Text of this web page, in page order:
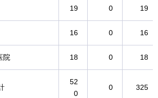
19 0 19
16 0 16
院 18 0 18
52
0
0 325